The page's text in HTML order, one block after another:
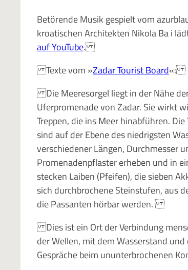
Betörende Musik gespielt vom
kroatischen Architekten Nikola Ba i
auf YouTube.
Texte vom »Zadar Tourist Board«:
Die Meeresorgel liegt in der Nähe
Uferpromenade von Zadar. Sie wirkt
Treppen, die ins Meer hinabführen.
sind auf der Ebene des niedrigsten
verschiedener Längen, Durchmesser
Promenadenpflaster erheben und in
stecken Laiben (Pfeifen), die sieben
sich durchbrochene Steinstufen, aus
die Passanten hörbar werden.
Dies ist ein Ort der Verbindung
der Wellen, mit dem Wasserstand
Gespräche beim ununterbrochenen